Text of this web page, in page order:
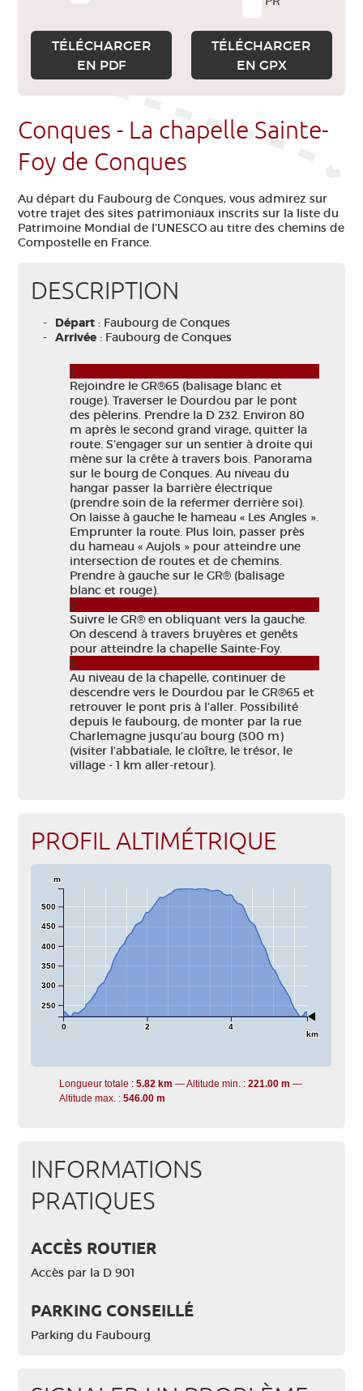
TÉLÉCHARGER
EN PDF
TÉLÉCHARGER
EN GPX
Conques - La chapelle Sainte-
Foy de Conques
Au départ du Faubourg de Conques, vous admirez sur
votre trajet des sites patrimoniaux inscrits sur la liste du
Patrimoine Mondial de l'UNESCO au titre des chemins de
Compostelle en France.
DESCRIPTION
Départ : Faubourg de Conques
Arrivée : Faubourg de Conques
1
Rejoindre le GR®65 (balisage blanc et
rouge). Traverser le Dourdou par le pont
des pèlerins. Prendre la D 232. Environ 80
m après le second grand virage, quitter la
route. S’engager sur un sentier à droite qui
mène sur la crête à travers bois. Panorama
sur le bourg de Conques. Au niveau du
hangar passer la barrière électrique
(prendre soin de la refermer derrière soi).
On laisse à gauche le hameau « Les Angles ».
Emprunter la route. Plus loin, passer près
du hameau « Aujols » pour atteindre une
intersection de routes et de chemins.
Prendre à gauche sur le GR® (balisage
blanc et rouge).
2
Suivre le GR® en obliquant vers la gauche.
On descend à travers bruyères et genêts
pour atteindre la chapelle Sainte-Foy.
3
Au niveau de la chapelle, continuer de
descendre vers le Dourdou par le GR®65 et
retrouver le pont pris à l’aller. Possibilité
depuis le faubourg, de monter par la rue
Charlemagne jusqu’au bourg (300 m)
(visiter l’abbatiale, le cloître, le trésor, le
village - 1 km aller-retour).
PROFIL ALTIMÉTRIQUE
0 2 4
km
250
300
350
400
450
500
m
Longueur totale :5.82 km Altitude min. :221.00 m
Altitude max. :546.00 m
INFORMATIONS
PRATIQUES
ACCÈS ROUTIER
Accès par la D 901
PARKING CONSEILLÉ
Parking du Faubourg